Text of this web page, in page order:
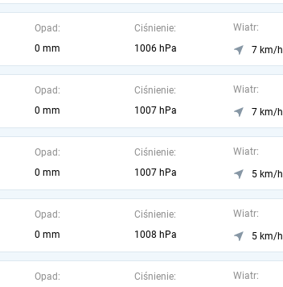
Opad:
0 mm
Ciśnienie:
1006 hPa
Wiatr:
7 km/h
Opad:
0 mm
Ciśnienie:
1007 hPa
Wiatr:
7 km/h
Opad:
0 mm
Ciśnienie:
1007 hPa
Wiatr:
5 km/h
Opad:
0 mm
Ciśnienie:
1008 hPa
Wiatr:
5 km/h
Opad:
Ciśnienie:
Wiatr: